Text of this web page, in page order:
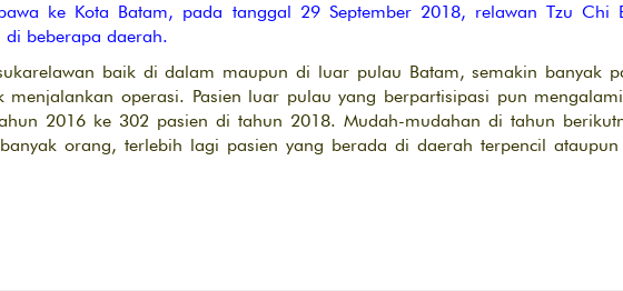
ke Kota Batam, pada tanggal 29 September 2018, relawan Tzu Chi
di beberapa daerah.
baik di dalam maupun di luar pulau Batam, semakin banyak
menjalankan operasi. Pasien luar pulau yang berpartisipasi pun
2016 ke 302 pasien di tahun 2018. Mudah-mudahan di tahun
orang, terlebih lagi pasien yang berada di daerah terpencil ataupun